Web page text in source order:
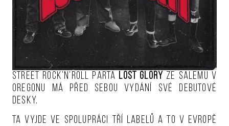
Street rock’n’roll parta Lost Glory ze Salemu v
Oregonu má před sebou vydání své debutové
desky.
Ta vyjde ve spolupráci tří labelů a to v Evropě